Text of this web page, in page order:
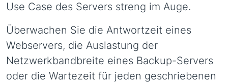
Use Case des Servers streng im Auge.
Überwachen Sie die Antwortzeit eines
Webservers, die Auslastung der
Netzwerkbandbreite eines Backup-Servers
oder die Wartezeit für jeden geschriebenen